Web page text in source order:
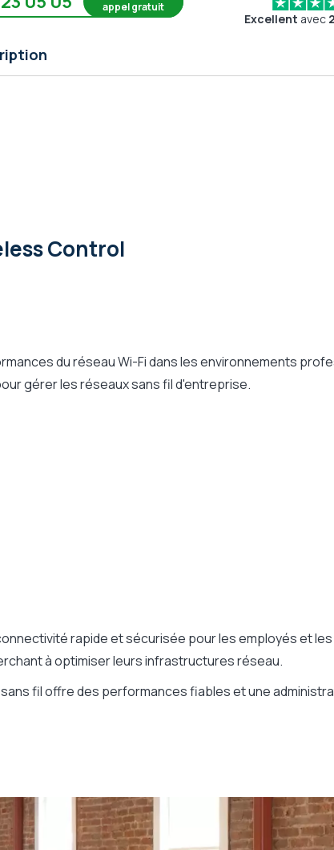
appel gratuit
Excellent avec
Control
du réseau Wi-Fi dans les environnements
gérer les réseaux sans fil d'entreprise.
rapide et sécurisée pour les employés et les
à optimiser leurs infrastructures réseau.
fil offre des performances fiables et une